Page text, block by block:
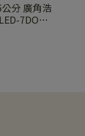
分 廣角浩
7DO